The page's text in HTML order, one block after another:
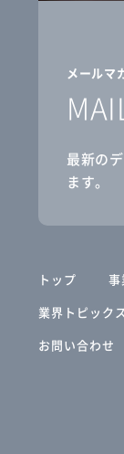
メールマ
最新の
ます。
トップ 事
業界トピックス
お問い合わせ